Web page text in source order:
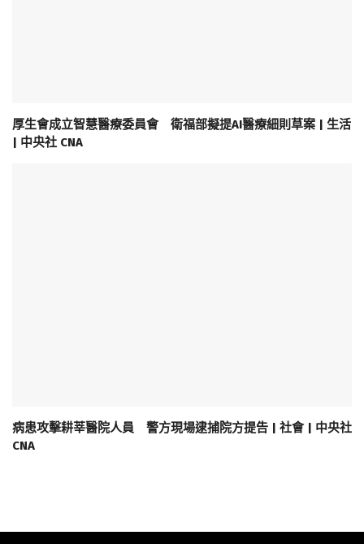
厚生會成立智慧醫療委員會 衛福部擬提AI醫療細則草案 | 生活
| 中央社 CNA
病患攻擊耕莘醫院人員 警方現場逮捕院方提告 | 社會 | 中央社
CNA